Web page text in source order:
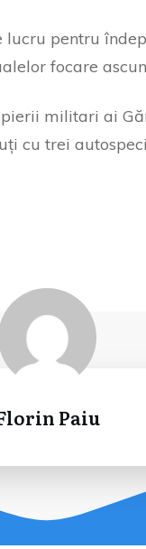
pentru
focare
militari ai
cu trei
Paiu